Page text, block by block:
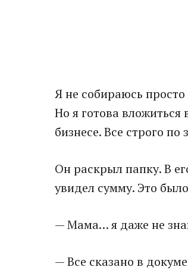
Я не собираюсь
Но я готова
бизнесе. Все строго
Он раскрыл папку. В
увидел сумму. Это
— Мама… я даже не
— Все сказано в